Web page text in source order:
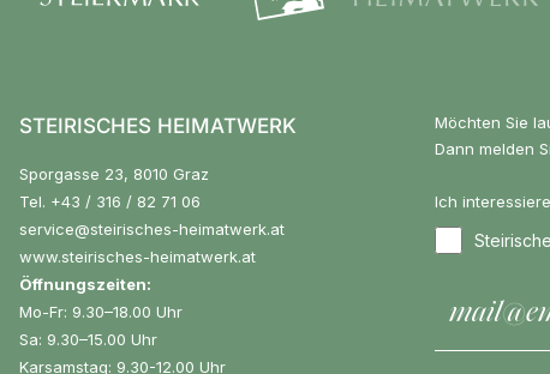
STEIRISCHES HEIMATWERK
Sporgasse 23, 8010 Graz
Tel. +43 / 316 / 82 71 06
service@steirisches-heimatwerk.at
www.steirisches-heimatwerk.at
Öffnungszeiten:
Mo-Fr: 9.30–18.00 Uhr
Sa: 9.30–15.00 Uhr
Karsamstag: 9.30-12.00 Uhr
Möchten Sie
Dann melden
Ich